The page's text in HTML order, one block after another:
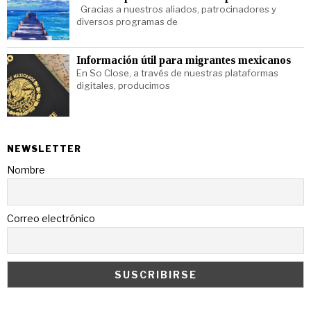
Gracias a nuestros aliados, patrocinadores y
diversos programas de
Información útil para migrantes mexicanos
En So Close, a través de nuestras plataformas
digitales, producimos
NEWSLETTER
Nombre
Correo electrónico